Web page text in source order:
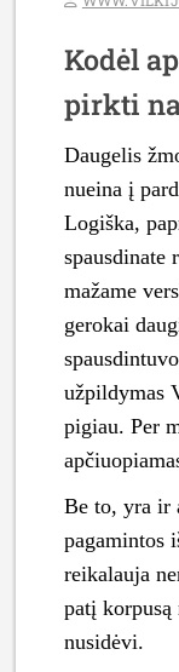
Kodėl
pirkti
Daugelis
nueina į
Logiška,
spausdinate
mažame
gerokai
užpildymas
pigiau. Per
Be to, yra ir
pagamintos
reikalauja
patį
nusidėvi.